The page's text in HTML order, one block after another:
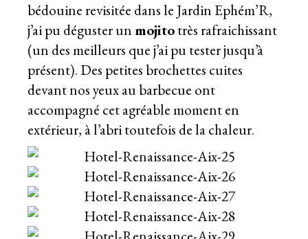
bédouine revisitée dans le Jardin Ephém’R,
j’ai pu déguster unmojitotrès rafraichissant
(un des meilleurs que j’ai pu tester jusqu’à
présent). Des petites brochettes cuites
devant nos yeux au barbecue ont
accompagné cet agréable moment en
extérieur, à l’abri toutefois de la chaleur.